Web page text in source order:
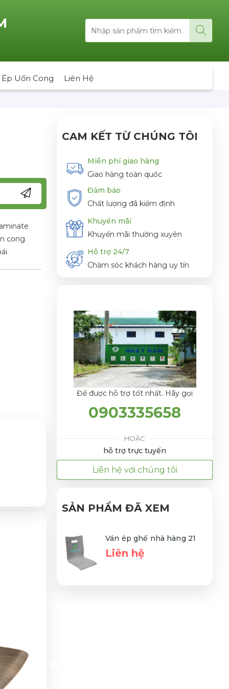
Ép Uốn Cong Liên Hệ
cong
CAM KẾT TỪ CHÚNG TÔI
Miễn phí giao hàng
Giao hàng toàn quốc
Đảm bảo
Chất lượng đã kiểm định
Khuyến mãi
Khuyến mãi thường xuyên
Hỗ trợ 24/7
Chăm sóc khách hàng uy tín
Để được hỗ trợ tốt nhất. Hãy gọi
0903335658
HOẶC
hỗ trợ trực tuyến
Liên hệ với chúng tôi
SẢN PHẨM ĐÃ XEM
Ván ép ghế nhà hàng 21
Liên hệ